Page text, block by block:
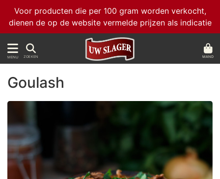
Voor producten die per 100 gram worden verkocht,
dienen de op de website vermelde prijzen als indicatie
MENU ZOEKEN MAND
Goulash